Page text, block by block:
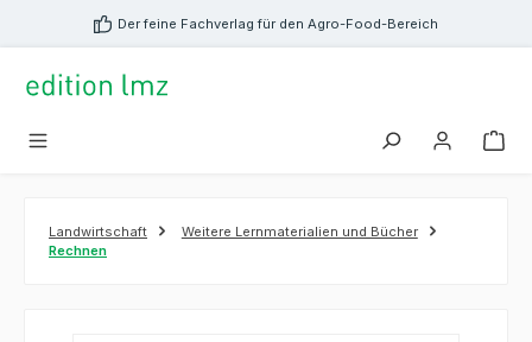
springen Der feine Fachverlag für den Agro-Food-Bereich
Landwirtschaft
Weitere Lernmaterialien und Bücher
Rechnen